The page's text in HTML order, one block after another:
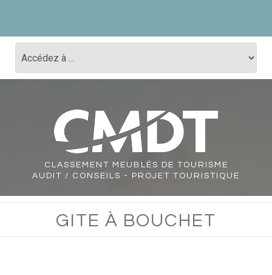
CLASSEMENT
MEUBLÉS DE TOURISME
AUDIT / CONSEILS - PROJET TOURISTIQUE
GITE À BOUCHET